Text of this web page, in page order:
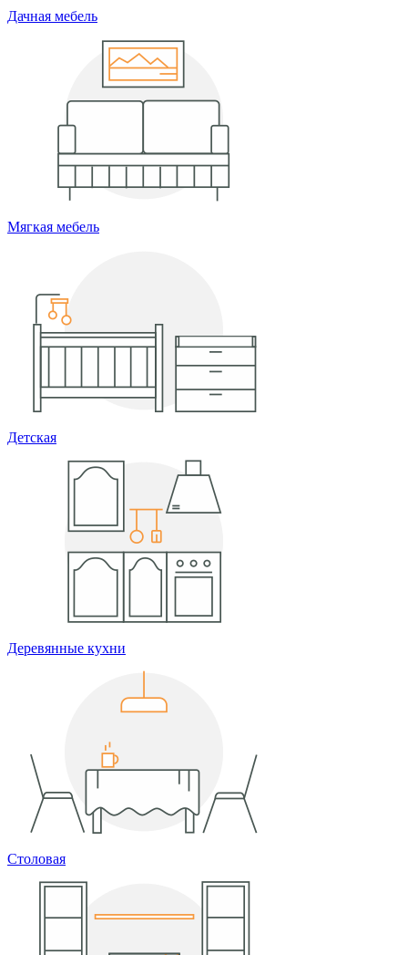
Дачная мебель
Мягкая мебель
Детская
Деревянные кухни
Столовая